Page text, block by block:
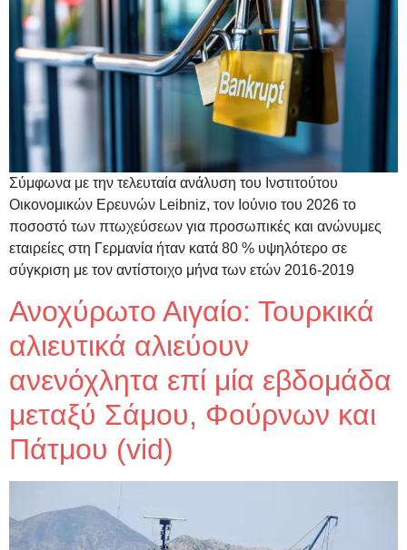
Σύμφωνα με την τελευταία ανάλυση του Ινστιτούτου
Οικονομικών Ερευνών Leibniz, τον Ιούνιο του 2026 το
ποσοστό των πτωχεύσεων για προσωπικές και ανώνυμες
εταιρείες στη Γερμανία ήταν κατά 80 % υψηλότερο σε
σύγκριση με τον αντίστοιχο μήνα των ετών 2016-2019
Ανοχύρωτο Αιγαίο: Τουρκικά
αλιευτικά αλιεύουν
ανενόχλητα επί μία εβδομάδα
μεταξύ Σάμου, Φούρνων και
Πάτμου (vid)